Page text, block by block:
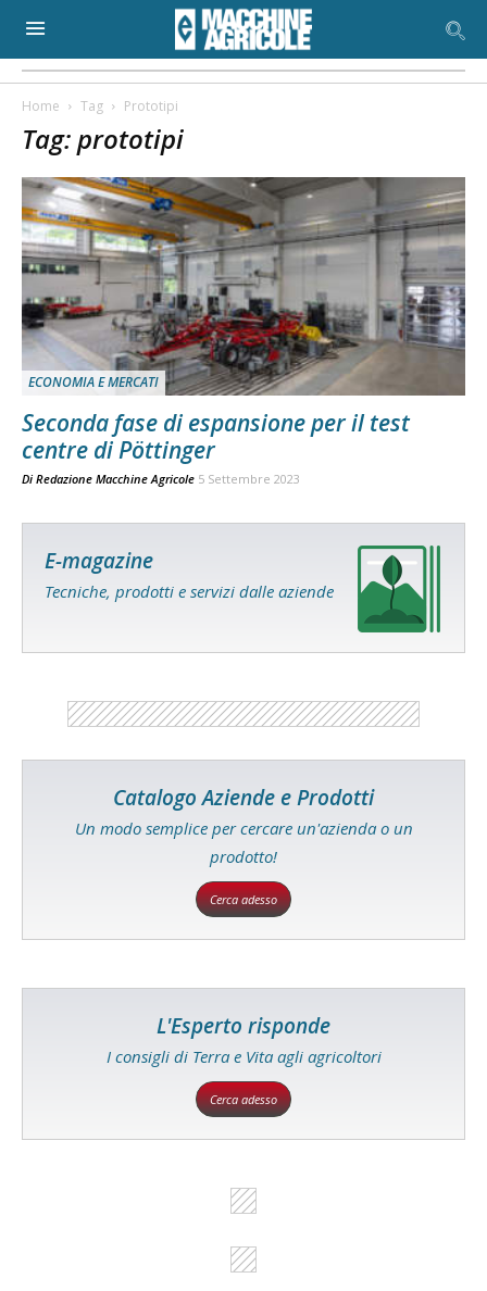
Home Tag Prototipi
Tag: prototipi
ECONOMIA E MERCATI
Seconda fase di espansione per il test
centre di Pöttinger
Di Redazione Macchine Agricole 5 Settembre 2023
E-magazine
Tecniche, prodotti e servizi dalle aziende
Catalogo Aziende e Prodotti
Un modo semplice per cercare un'azienda o un
prodotto!
Cerca adesso
L'Esperto risponde
I consigli di Terra e Vita agli agricoltori
Cerca adesso